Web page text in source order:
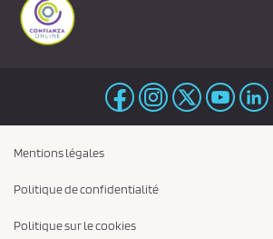
Mentions légales
Politique de confidentialité
Politique sur le cookies